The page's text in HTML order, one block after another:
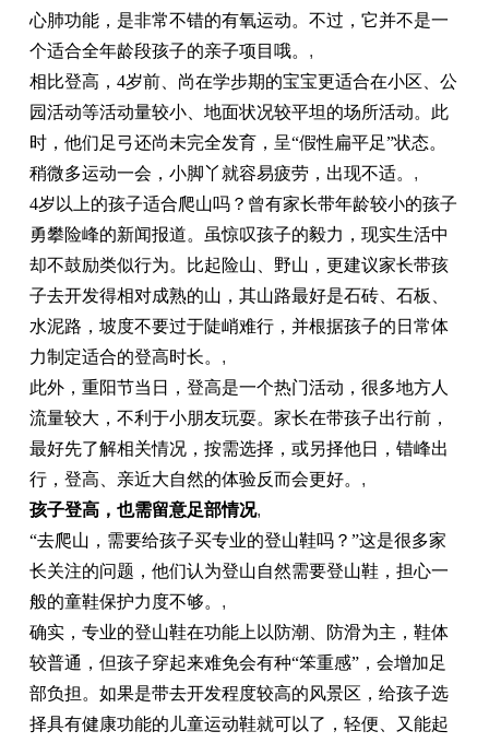
心肺功能，是非常不错的有氧运动。不过，它并不是一
个适合全年龄段孩子的亲子项目哦。 ,
相比登高，4岁前、尚在学步期的宝宝更适合在小区、公
园活动等活动量较小、地面状况较平坦的场所活动。此
时，他们足弓还尚未完全发育，呈“假性扁平足”状态。
稍微多运动一会，小脚丫就容易疲劳，出现不适。 ,
4岁以上的孩子适合爬山吗？曾有家长带年龄较小的孩子
勇攀险峰的新闻报道。虽惊叹孩子的毅力，现实生活中
却不鼓励类似行为。比起险山、野山，更建议家长带孩
子去开发得相对成熟的山，其山路最好是石砖、石板、
水泥路，坡度不要过于陡峭难行，并根据孩子的日常体
力制定适合的登高时长。 ,
此外，重阳节当日，登高是一个热门活动，很多地方人
流量较大，不利于小朋友玩耍。家长在带孩子出行前，
最好先了解相关情况，按需选择，或另择他日，错峰出
行，登高、亲近大自然的体验反而会更好。 ,
孩子登高，也需留意足部情况,
“去爬山，需要给孩子买专业的登山鞋吗？”这是很多家
长关注的问题，他们认为登山自然需要登山鞋，担心一
般的童鞋保护力度不够。 ,
确实，专业的登山鞋在功能上以防潮、防滑为主，鞋体
较普通，但孩子穿起来难免会有种“笨重感”，会增加足
部负担。如果是带去开发程度较高的风景区，给孩子选
择具有健康功能的儿童运动鞋就可以了，轻便、又能起